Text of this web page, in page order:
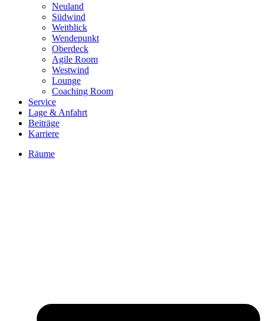
Neuland
Südwind
Weitblick
Wendepunkt
Oberdeck
Agile Room
Westwind
Lounge
Coaching Room
Service
Lage & Anfahrt
Beiträge
Karriere
Räume